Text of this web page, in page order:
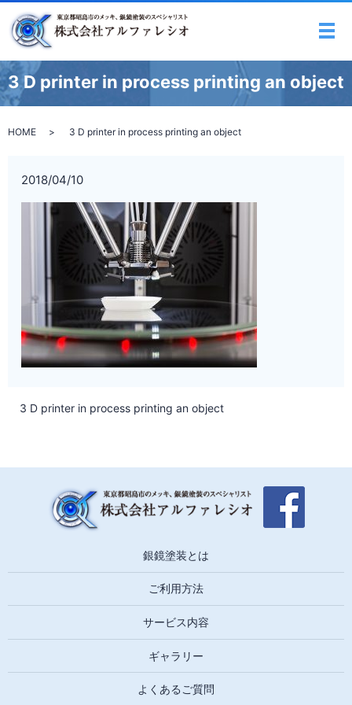
メ
3 D printer in process printing an object
HOME 3 D printer in process printing an object
2018/04/10
3 D printer in process printing an object
銀鏡塗装とは
ご利用方法
サービス内容
ギャラリー
よくあるご質問